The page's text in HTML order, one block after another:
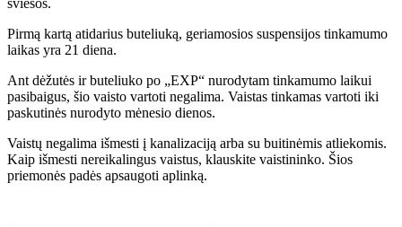
šviesos.
Pirmą kartą atidarius buteliuką, geriamosios suspensijos tinkamumo
laikas yra 21 diena.
Ant dėžutės ir buteliuko po „EXP“ nurodytam tinkamumo laikui
pasibaigus, šio vaisto vartoti negalima. Vaistas tinkamas vartoti iki
paskutinės nurodyto mėnesio dienos.
Vaistų negalima išmesti į kanalizaciją arba su buitinėmis atliekomis.
Kaip išmesti nereikalingus vaistus, klauskite vaistininko. Šios
priemonės padės apsaugoti aplinką.